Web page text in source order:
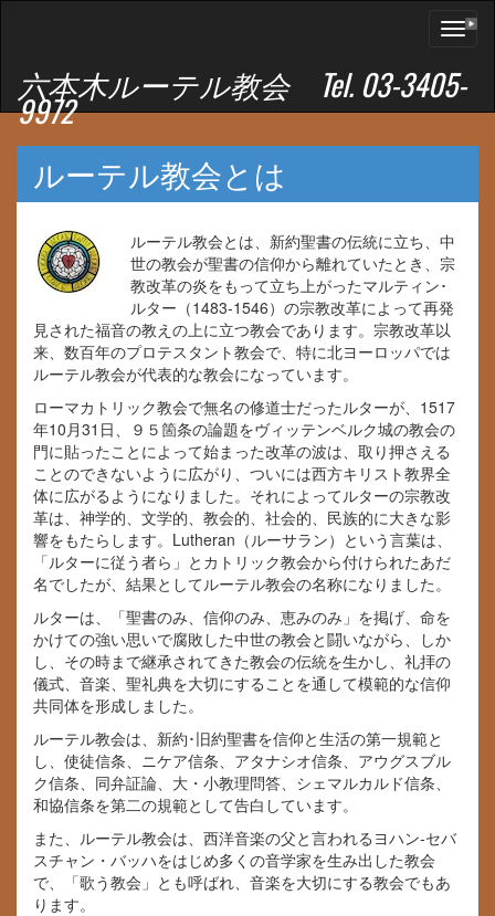
六本木ルーテル教会 Tel. 03-3405-
9972
ルーテル教会とは
ルーテル教会とは、新約聖書の伝統に立ち、中
世の教会が聖書の信仰から離れていたとき、宗
教改革の炎をもって立ち上がったマルティン･
ルター（1483-1546）の宗教改革によって再発
見された福音の教えの上に立つ教会であります。宗教改革以
来、数百年のプロテスタント教会で、特に北ヨーロッパでは
ルーテル教会が代表的な教会になっています。
ローマカトリック教会で無名の修道士だったルターが、1517
年10月31日、９５箇条の論題をヴィッテンベルク城の教会の
門に貼ったことによって始まった改革の波は、取り押さえる
ことのできないように広がり、ついには西方キリスト教界全
体に広がるようになりました。それによってルターの宗教改
革は、神学的、文学的、教会的、社会的、民族的に大きな影
響をもたらします。Lutheran（ルーサラン）という言葉は、
「ルターに従う者ら」とカトリック教会から付けられたあだ
名でしたが、結果としてルーテル教会の名称になりました。
ルターは、「聖書のみ、信仰のみ、恵みのみ」を掲げ、命を
かけての強い思いで腐敗した中世の教会と闘いながら、しか
し、その時まで継承されてきた教会の伝統を生かし、礼拝の
儀式、音楽、聖礼典を大切にすることを通して模範的な信仰
共同体を形成しました。
ルーテル教会は、新約･旧約聖書を信仰と生活の第一規範と
し、使徒信条、ニケア信条、アタナシオ信条、アウグスブル
ク信条、同弁証論、大・小教理問答、シェマルカルド信条、
和協信条を第二の規範として告白しています。
また、ルーテル教会は、西洋音楽の父と言われるヨハン-セバ
スチャン・バッハをはじめ多くの音学家を生み出した教会
で、「歌う教会」とも呼ばれ、音楽を大切にする教会でもあ
ります。